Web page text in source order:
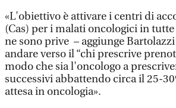
«L'obiettivo è attivare i centri di
(Cas) per i malati oncologici in
ne sono prive – aggiunge Bartolazzi
andare verso il “chi prescrive
modo che sia l'oncologo a
successivi abbattendo circa il 25-
attesa in oncologia».